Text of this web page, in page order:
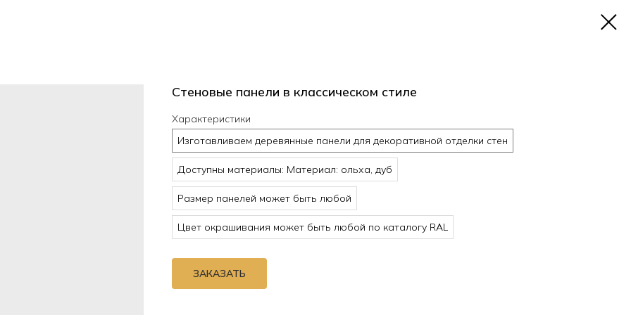
Стеновые панели в классическом стиле
Характеристики
Изготавливаем деревянные панели для декоративной отделки стен
Доступны материалы: Материал: ольха, дуб
Размер панелей может быть любой
Цвет окрашивания может быть любой по каталогу RAL
ЗАКАЗАТЬ